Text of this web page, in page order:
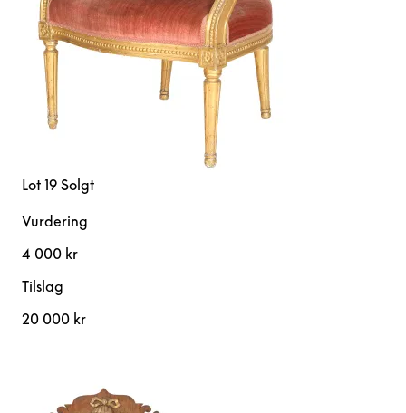
Lot 19 Solgt
Vurdering
4 000 kr
Tilslag
20 000 kr